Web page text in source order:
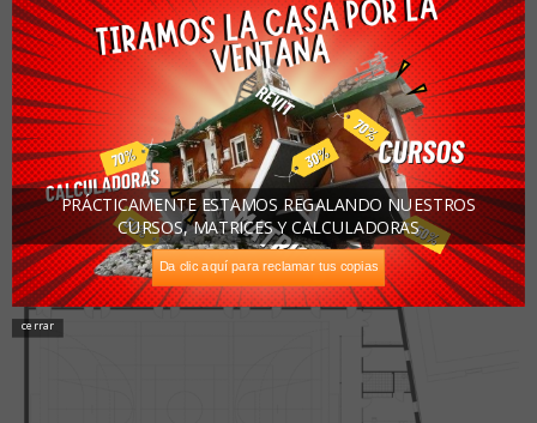
cerrar
Da clic aquí para reclamar tus copias
PRÁCTICAMENTE ESTAMOS REGALANDO NUESTROS
CURSOS, MATRICES Y CALCULADORAS